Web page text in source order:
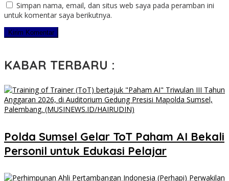
Simpan nama, email, dan situs web saya pada peramban ini
untuk komentar saya berikutnya.
KABAR TERBARU :
Polda Sumsel Gelar ToT Paham AI Bekali
Personil untuk Edukasi Pelajar